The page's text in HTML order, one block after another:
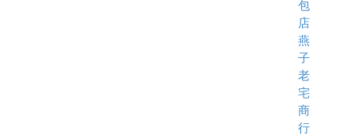
包
店
燕
子
老
宅
商
行